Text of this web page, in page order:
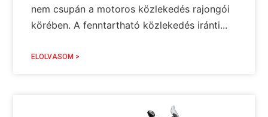
nem csupán a motoros közlekedés rajongói
körében. A fenntartható közlekedés iránti...
ELOLVASOM >